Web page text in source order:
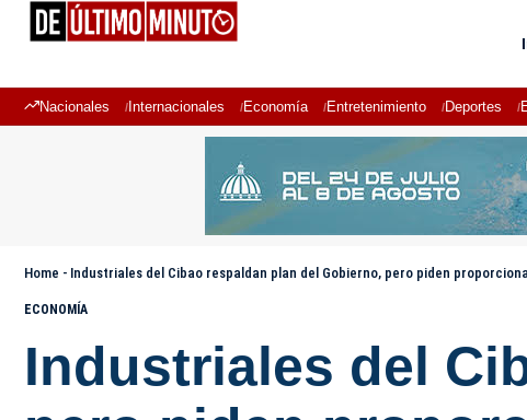
Nacionales Internacionales Economía Entretenimiento Deportes
Home - Industriales del Cibao respaldan plan del Gobierno, pero piden
ECONOMÍA
Industriales del